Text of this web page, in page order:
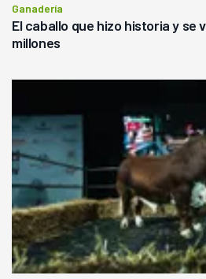
Ganadería
El caballo que hizo historia y se
millones